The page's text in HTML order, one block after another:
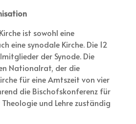
ist sowohl eine
eine synodale Kirche. Die 12
der Synode. Die
Nationalrat, der die
für eine Amtszeit von vier
die Bischofskonferenz für
und Lehre zuständig